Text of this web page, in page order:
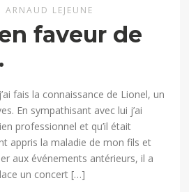
ARNAUD LEJEUNE
faveur de
fais la connaissance de Lionel, un
En sympathisant avec lui j’ai
professionnel et qu’il était
appris la maladie de mon fils et
aux événements antérieurs, il a
un concert […]